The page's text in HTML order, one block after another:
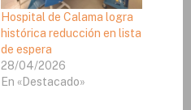
Hospital de Calama logra
histórica reducción en lista
de espera
28/04/2026
En «Destacado»